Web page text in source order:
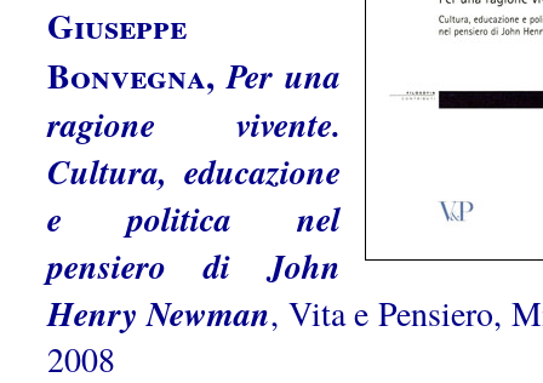
Giuseppe
Bonvegna,Per una
ragione vivente.
Cultura, educazione
e politica nel
pensiero di John
Henry Newman, Vita e Pensiero,
2008